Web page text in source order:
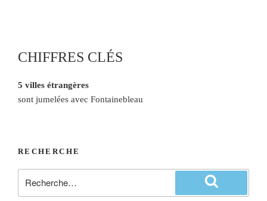
CHIFFRES CLÉS
5 villes étrangères
sont jumelées avec Fontainebleau
RECHERCHE